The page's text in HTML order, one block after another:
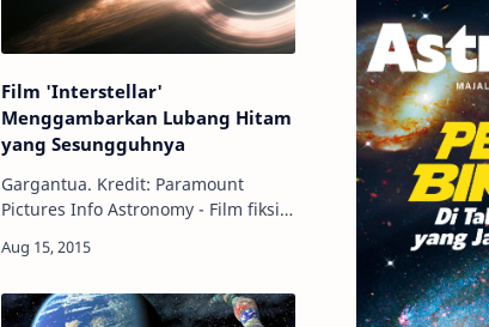
Film 'Interstellar'
Menggambarkan Lubang Hitam
yang Sesungguhnya
Gargantua. Kredit: Paramount
Pictures Info Astronomy - Film fiksi
Christopher Nolan adalah film
seperti apa sebuah …
Nebula
Matahari
Planet Katai
GMT 2016
Hoax